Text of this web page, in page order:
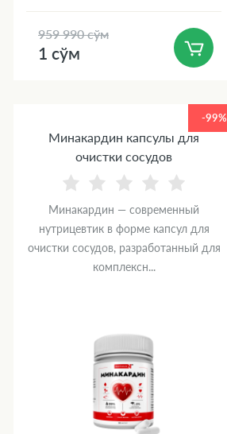
959 990 сўм
1 сўм
-99%
Минакардин капсулы для
очистки сосудов
Минакардин — современный
нутрицевтик в форме капсул для
очистки сосудов, разработанный для
комплексн...